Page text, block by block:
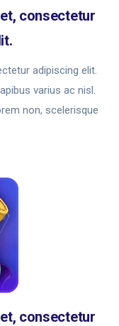
consectetur
adipiscing elit.
varius ac nisl.
non, scelerisque
consectetur